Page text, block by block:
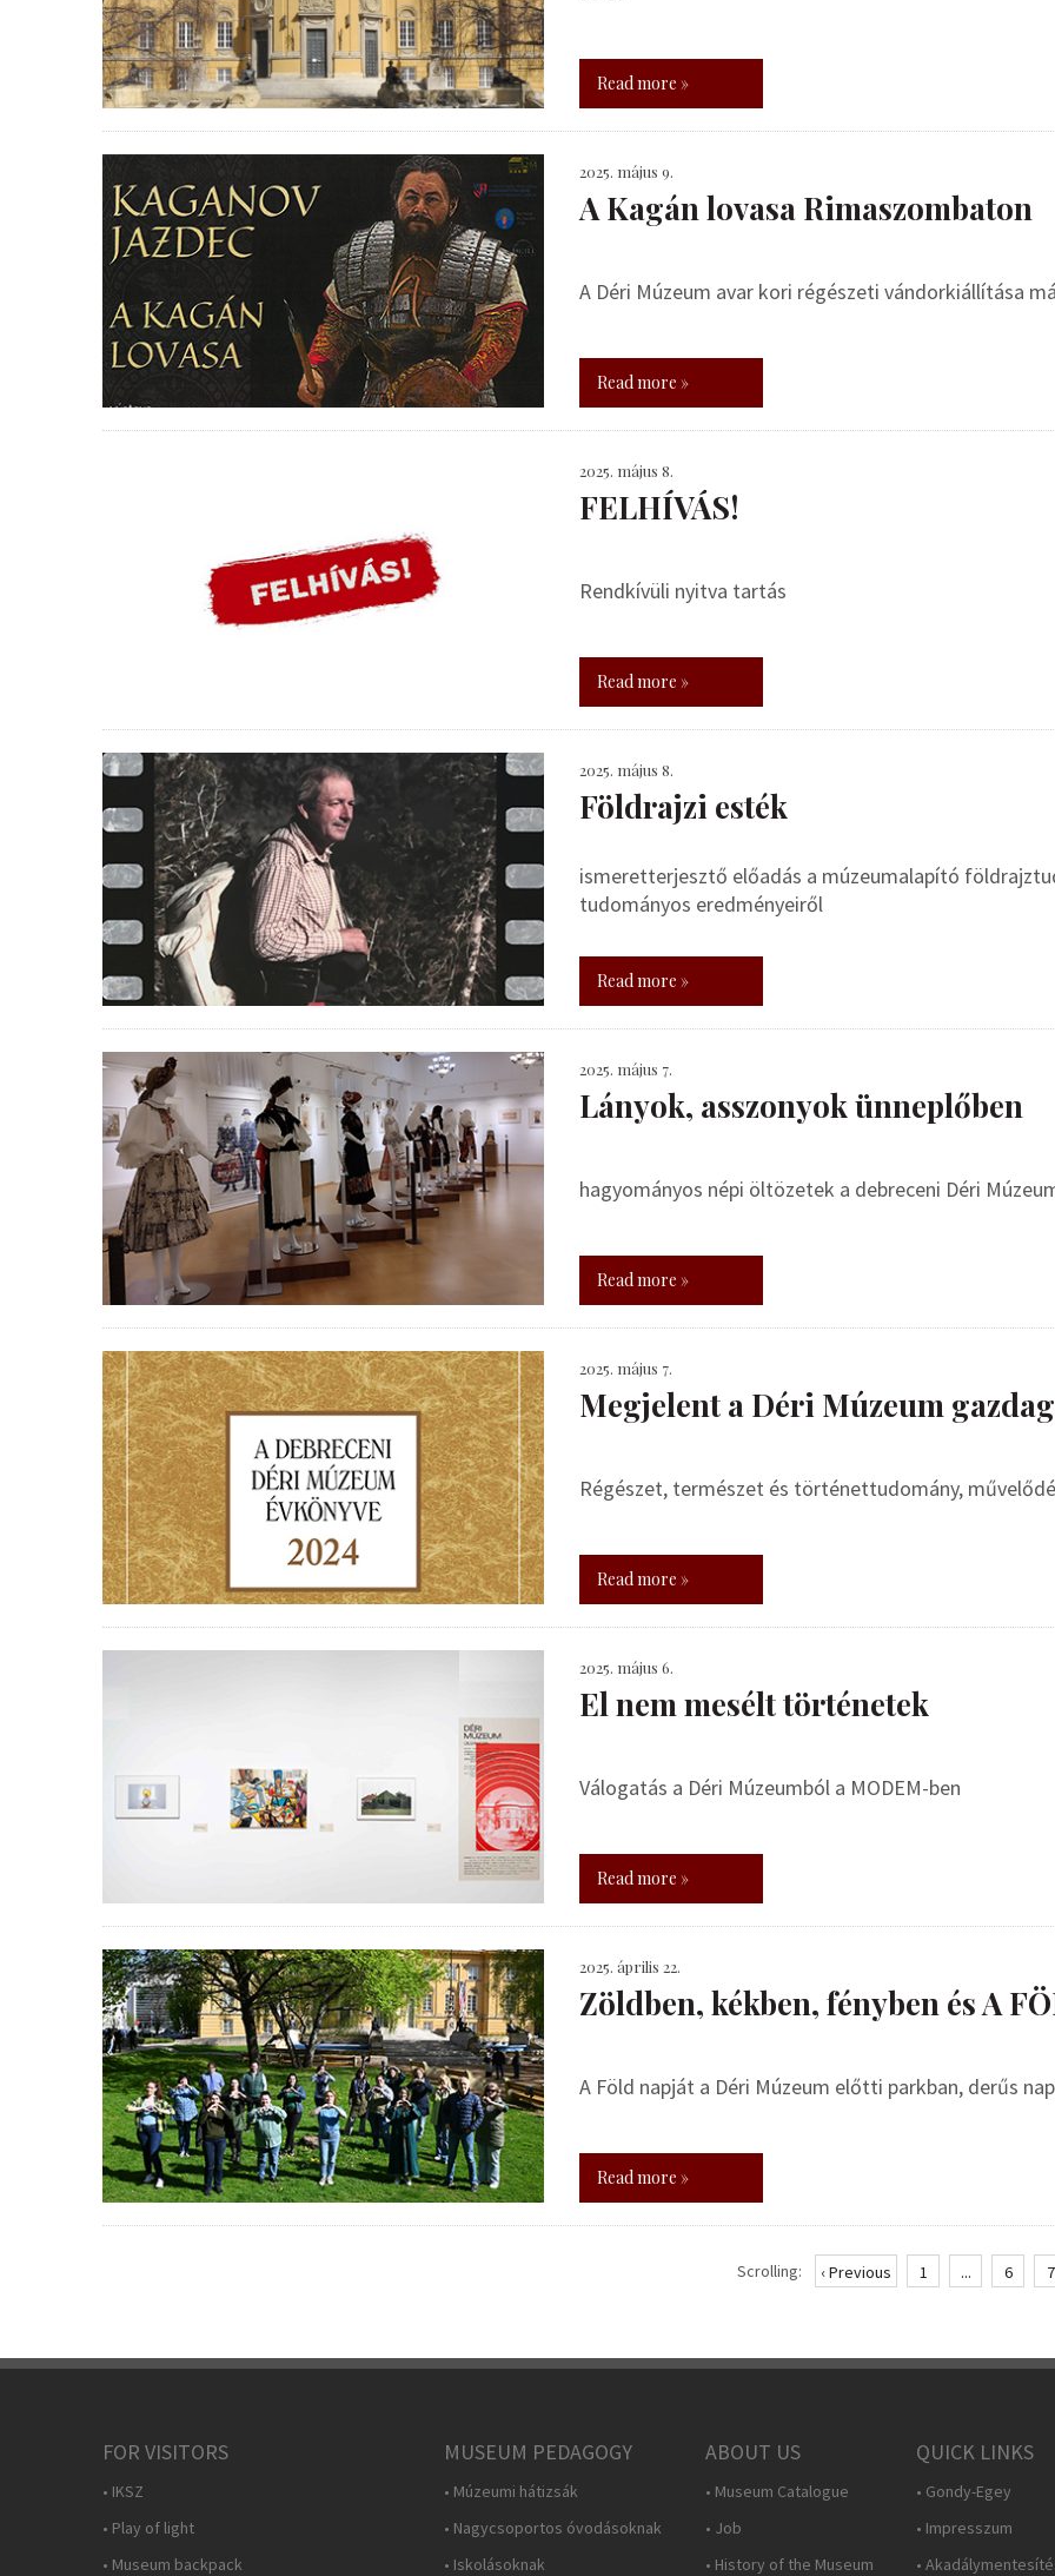
Read more »
2025. május 9.
A Kagán lovasa Rimaszombaton
A Déri Múzeum avar kori régészeti vándorkiállítása
Read more »
2025. május 8.
FELHÍVÁS!
Rendkívüli nyitva tartás
Read more »
2025. május 8.
Földrajzi esték
ismeretterjesztő előadás a múzeumalapító
tudományos eredményeiről
Read more »
2025. május 7.
Lányok, asszonyok ünneplőben
hagyományos népi öltözetek a debreceni Déri
Read more »
2025. május 7.
Megjelent a Déri Múzeum
Régészet, természet és történettudomány,
Read more »
2025. május 6.
El nem mesélt történetek
Válogatás a Déri Múzeumból a MODEM-ben
Read more »
2025. április 22.
Zöldben, kékben, fényben és A
A Föld napját a Déri Múzeum előtti parkban, derűs
Read more »
Scrolling: ‹ Previous 1 ... 6 7
FOR VISITORS
• IKSZ
• Play of light
• Museum backpack
MUSEUM PEDAGOGY
• Múzeumi hátizsák
• Nagycsoportos óvodásoknak
• Iskolásoknak
ABOUT US
• Museum Catalogue
• Job
• History of the Museum
QUICK LINKS
• Gondy-Egey
• Impresszum
•